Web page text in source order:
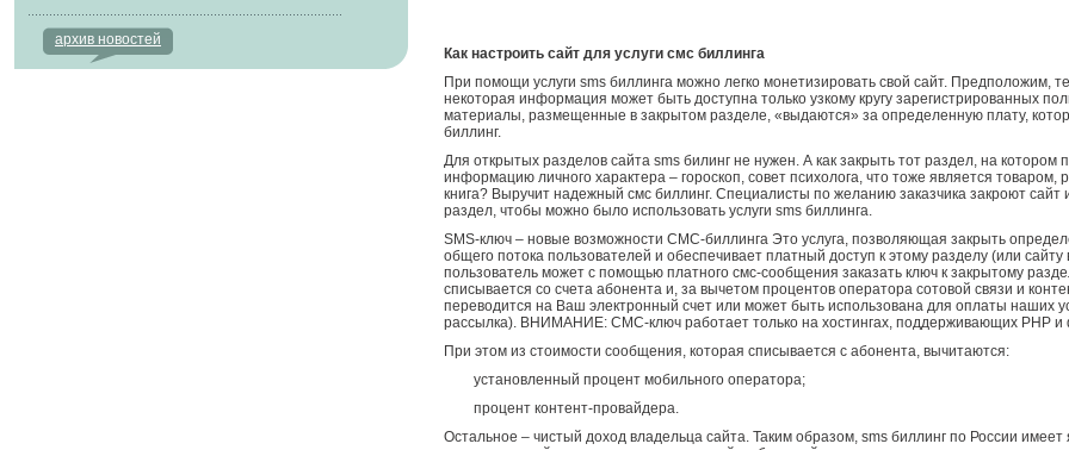
архив новостей
Как настроить сайт для услуги смс биллинга
При помощи услуги sms биллинга можно легко монетизировать свой сайт. Предположим,
некоторая информация может быть доступна только узкому кругу зарегистрированных
материалы, размещенные в закрытом разделе, «выдаются» за определенную плату,
биллинг.
Для открытых разделов сайта sms билинг не нужен. А как закрыть тот раздел, на котором
информацию личного характера – гороскоп, совет психолога, что тоже является товаром,
книга? Выручит надежный смс биллинг. Специалисты по желанию заказчика закроют сайт
раздел, чтобы можно было использовать услуги sms биллинга.
SMS-ключ – новые возможности СМС-биллинга Это услуга, позволяющая закрыть
общего потока пользователей и обеспечивает платный доступ к этому разделу (или
пользователь может с помощью платного смс-сообщения заказать ключ к закрытому
списывается со счета абонента и, за вычетом процентов оператора сотовой связи и
переводится на Ваш электронный счет или может быть использована для оплаты наших
рассылка). ВНИМАНИЕ: СМС-ключ работает только на хостингах, поддерживающих PHP и
При этом из стоимости сообщения, которая списывается с абонента, вычитаются:
установленный процент мобильного оператора;
процент контент-провайдера.
Остальное – чистый доход владельца сайта. Таким образом, sms биллинг по России